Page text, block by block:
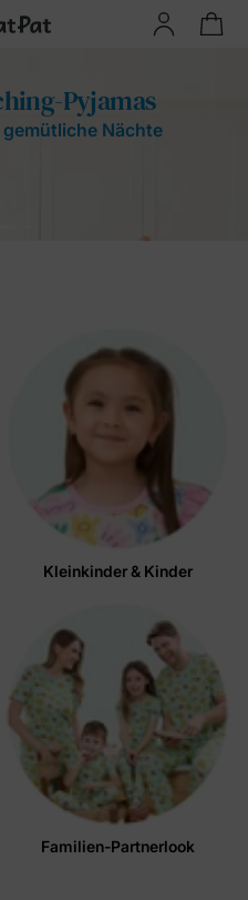
Pyjamas
Nächte
Kleinkinder & Kinder
Familien-Partnerlook